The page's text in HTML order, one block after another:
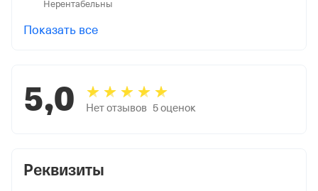
Реквизиты
Нерентабельны
Показать все
5,0 Нет отзывов 5оценок